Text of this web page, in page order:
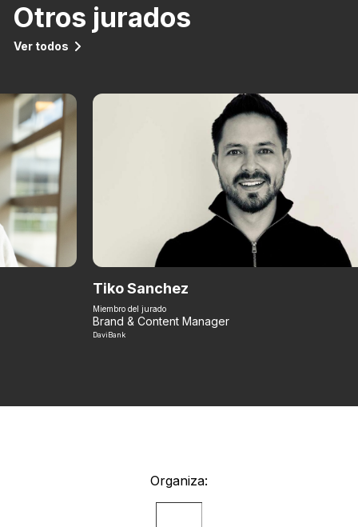
Otros jurados
Ver todos
Tiko Sanchez
Miembro del jurado
Brand & Content Manager
DaviBank
Organiza: